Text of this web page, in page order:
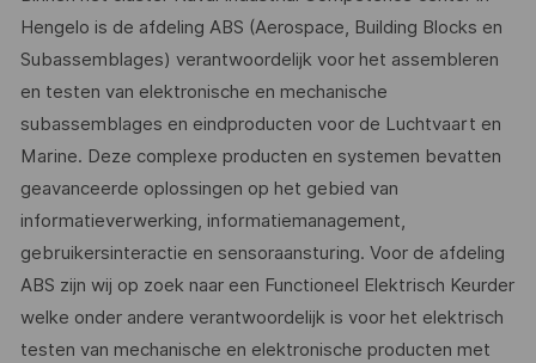
Hengelo is de afdeling ABS (Aerospace, Building Blocks en
Subassemblages) verantwoordelijk voor het assembleren
en testen van elektronische en mechanische
subassemblages en eindproducten voor de Luchtvaart en
Marine. Deze complexe producten en systemen bevatten
geavanceerde oplossingen op het gebied van
informatieverwerking, informatiemanagement,
gebruikersinteractie en sensoraansturing. Voor de afdeling
ABS zijn wij op zoek naar een Functioneel Elektrisch Keurder
welke onder andere verantwoordelijk is voor het elektrisch
testen van mechanische en elektronische producten met